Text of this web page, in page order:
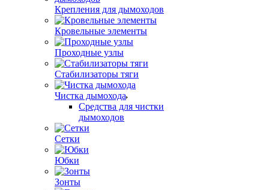
Крепления для дымоходов
Кровельные элементы
Проходные узлы
Стабилизаторы тяги
Чистка дымохода
Средства для чистки
дымоходов
Сетки
Юбки
Зонты